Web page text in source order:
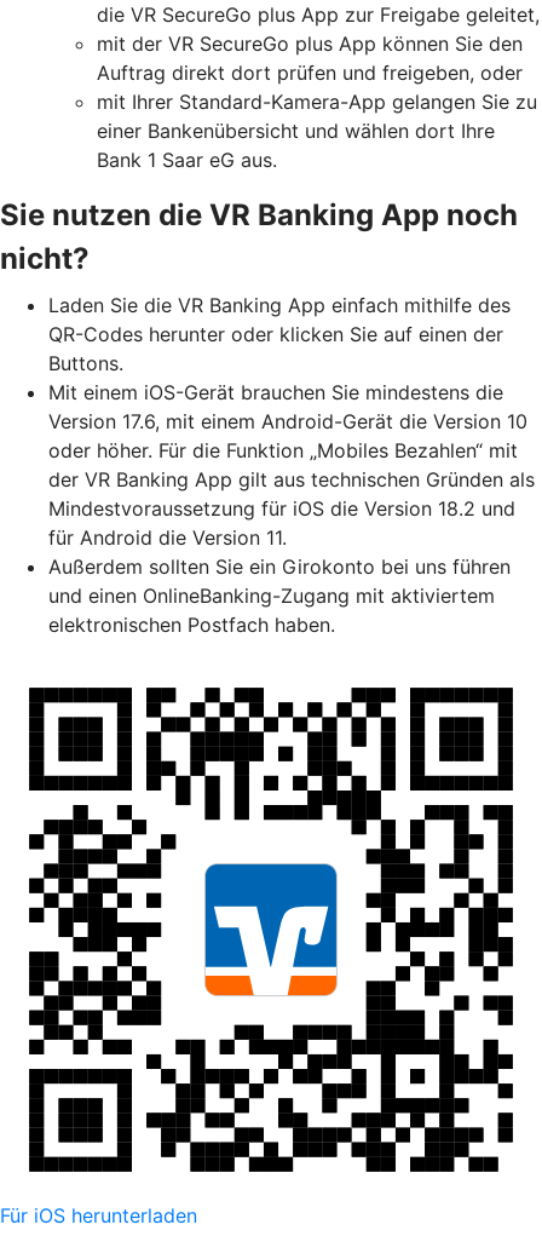
die VR SecureGo plus App zur Freigabe geleitet,
mit der VR SecureGo plus App können Sie den
Auftrag direkt dort prüfen und freigeben, oder
mit Ihrer Standard-Kamera-App gelangen Sie zu
einer Bankenübersicht und wählen dort Ihre
Bank 1 Saar eG aus.
Sie nutzen die VR Banking App noch
nicht?
Laden Sie die VR Banking App einfach mithilfe des
QR-Codes herunter oder klicken Sie auf einen der
Buttons.
Mit einem iOS-Gerät brauchen Sie mindestens die
Version 17.6, mit einem Android-Gerät die Version 10
oder höher. Für die Funktion „Mobiles Bezahlen“ mit
der VR Banking App gilt aus technischen Gründen als
Mindestvoraussetzung für iOS die Version 18.2 und
für Android die Version 11.
Außerdem sollten Sie ein Girokonto bei uns führen
und einen OnlineBanking-Zugang mit aktiviertem
elektronischen Postfach haben.
Für iOS herunterladen